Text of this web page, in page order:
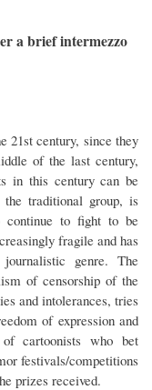
a brief intermezzo
century, since they
of the last century,
in this century can be
traditional group, is
to fight to be
fragile and has
genre. The
of censorship of the
and intolerances, tries
of expression and
cartoonists who bet
festivals/competitions
prizes received.